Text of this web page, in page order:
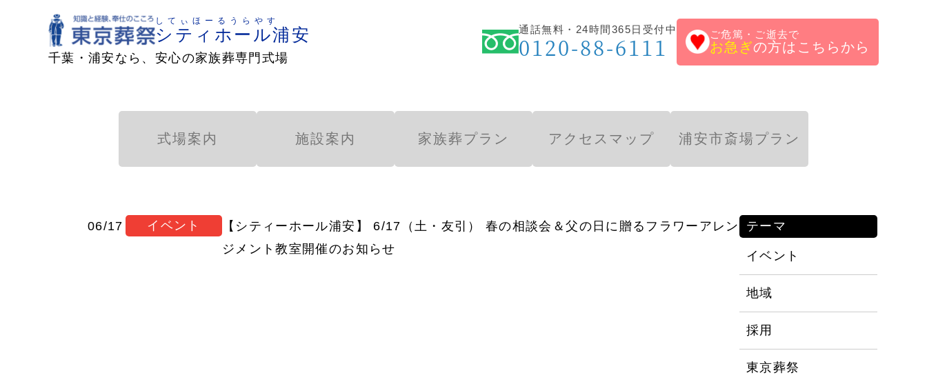
してぃほーるうらやす
シティホール浦安
千葉・浦安なら、安心の家族葬専門式場
通話無料・24時間365日受付中
0120-88-6111 ご危篤・ご逝去で
お急ぎの方はこちらから
式場案内 施設案内 家族葬プラン アクセスマップ 浦安市斎場プラン
06/17 イベント
【シティーホール浦安】 6/17（土・友引） 春の相談会＆父の日に贈るフラワーアレン
ジメント教室開催のお知らせ
テーマ
イベント
地域
採用
東京葬祭